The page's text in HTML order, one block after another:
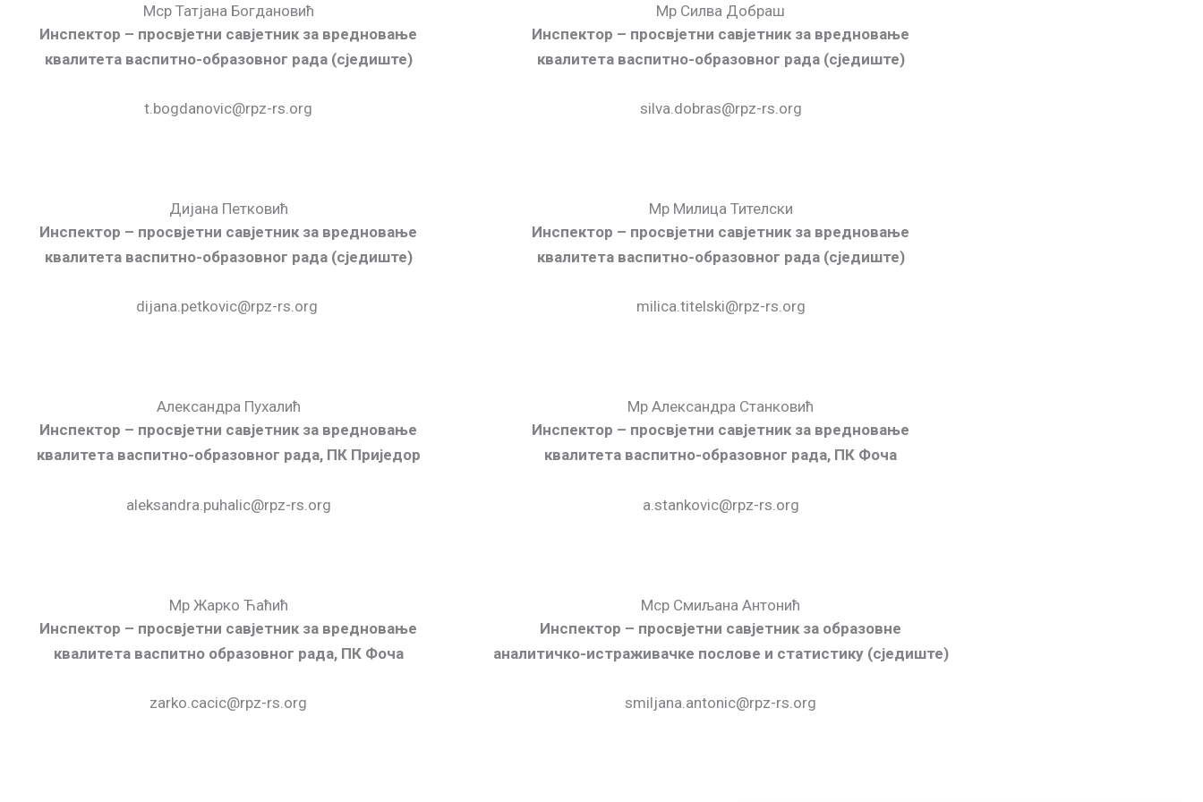
Мср Татјана Богдановић
Инспектор – просвјетни савјетник за вредновање
квалитета васпитно-образовног рада (сједиште)
t.bogdanovic@rpz-rs.org
Мр Силва Добраш
Инспектор – просвјетни савјетник за вредновање
квалитета васпитно-образовног рада (сједиште)
silva.dobras@rpz-rs.org
Дијана Петковић
Инспектор – просвјетни савјетник за вредновање
квалитета васпитно-образовног рада (сједиште)
dijana.petkovic@rpz-rs.org
Мр Милица Тителски
Инспектор – просвјетни савјетник за вредновање
квалитета васпитно-образовног рада (сједиште)
milica.titelski@rpz-rs.org
Александра Пухалић
Инспектор – просвјетни савјетник за вредновање
квалитета васпитно-образовног рада, ПК Приједор
aleksandra.puhalic@rpz-rs.org
Мр Александра Станковић
Инспектор – просвјетни савјетник за вредновање
квалитета васпитно-образовног рада, ПК Фоча
a.stankovic@rpz-rs.org
Мр Жарко Ћаћић
Инспектор – просвјетни савјетник за вредновање
квалитета васпитно образовног рада, ПК Фоча
zarko.cacic@rpz-rs.org
Мср Смиљана Антонић
Инспектор – просвјетни савјетник за образовне
аналитичко-истраживачке послове и статистику (сједиште)
smiljana.antonic@rpz-rs.org